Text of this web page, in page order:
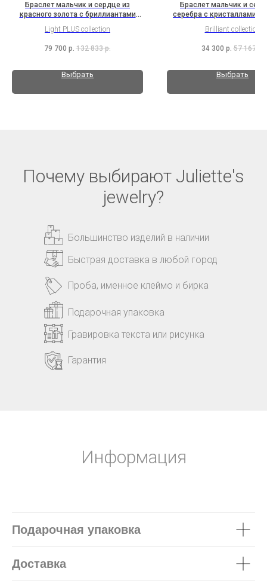
Браслет мальчик и сердце из
красного золота с бриллиантами
(2H1B2K2b)
Light PLUS collection
79 700 р. 132 833 р.
Выбрать
Браслет мальчик и
серебра с кристаллами
(1H5B1K2Sw9)
Brilliant collection
34 300 р. 57 167
Выбрать
Почему выбирают Juliette's
jewelry?
Большинство изделий в наличии
Быстрая доставка в любой город
Подарочная упаковка
Гравировка текста или рисунка
Проба, именное клеймо и бирка
Гарантия
Информация
Подарочная упаковка
Доставка